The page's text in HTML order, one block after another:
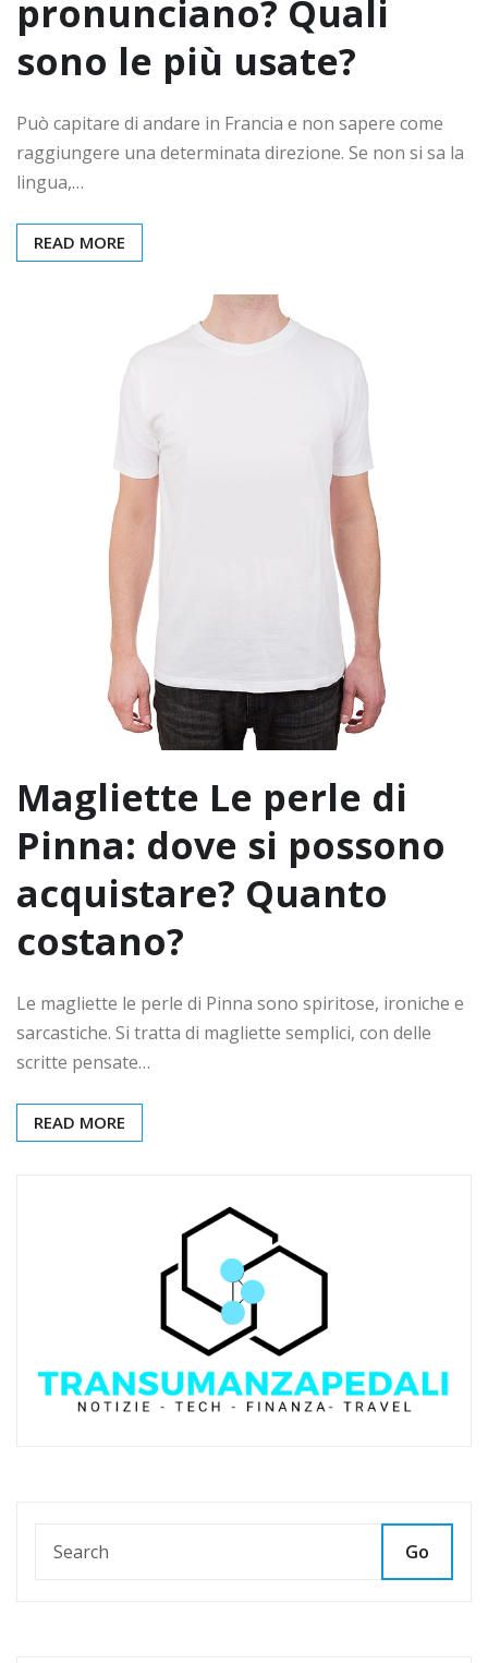
pronunciano? Quali
sono le più usate?
Può capitare di andare in Francia e non sapere come
raggiungere una determinata direzione. Se non si sa la
lingua,…
READ MORE
Magliette Le perle di
Pinna: dove si possono
acquistare? Quanto
costano?
Le magliette le perle di Pinna sono spiritose, ironiche e
sarcastiche. Si tratta di magliette semplici, con delle
scritte pensate…
READ MORE
Go